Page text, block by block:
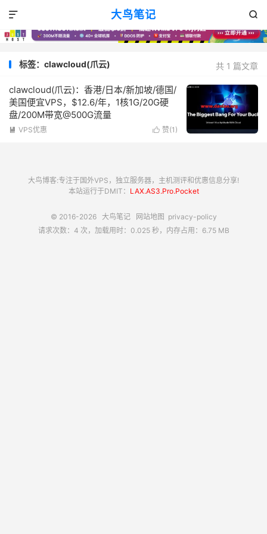
大鸟笔记 

共 1 篇文章
标签：clawcloud(爪云)
clawcloud(爪云)：香港/日本/新加坡/德国/
美国便宜VPS，$12.6/年，1核1G/20G硬
盘/200M带宽@500G流量
 赞(1 )
 VPS优惠
大鸟博客:专注于国外VPS，独立服务器，主机测评和优惠信息分享!
本站运行于DMIT： LAX.AS3.Pro.Pocket
© 2016-2026 大鸟笔记 网站地图 privacy-policy
请求次数：4 次，加载用时：0.025 秒，内存占用：6.75 MB